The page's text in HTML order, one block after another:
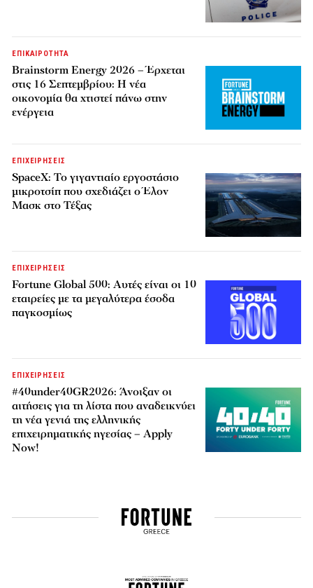
ΕΠΙΚΑΙΡΟΤΗΤΑ
Brainstorm Energy 2026 – Έρχεται
στις 16 Σεπτεμβρίου: Η νέα
οικονομία θα χτιστεί πάνω στην
ενέργεια
ΕΠΙΧΕΙΡΗΣΕΙΣ
SpaceX: Το γιγαντιαίο εργοστάσιο
μικροτσίπ που σχεδιάζει ο Έλον
Μασκ στο Τέξας
ΕΠΙΧΕΙΡΗΣΕΙΣ
Fortune Global 500: Αυτές είναι οι 10
εταιρείες με τα μεγαλύτερα έσοδα
παγκοσμίως
ΕΠΙΧΕΙΡΗΣΕΙΣ
#40under40GR2026: Άνοιξαν οι
αιτήσεις για τη λίστα που αναδεικνύει
τη νέα γενιά της ελληνικής
επιχειρηματικής ηγεσίας – Apply
Now!